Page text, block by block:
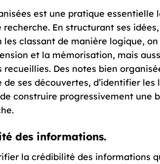
est une pratique essentielle
En structurant ses
classant de manière logique,
et la mémorisation, mais
recueillies. Des notes bien
ses découvertes, d’identifier les
construire progressivement une
des informations.
la crédibilité des informations